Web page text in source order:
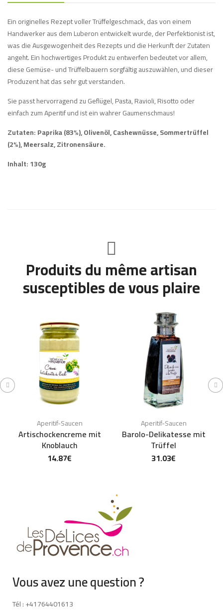
Ein originelles Rezept voller Trüffelgeschmack, das von einem
Handwerker aus dem Luberon entwickelt wurde, der Perfektionist ist,
was die Ausgewogenheit des Rezepts und die Herkunft der Zutaten
angeht. Ein hochwertiges Produkt zu entwerfen bedeutet vor allem,
diese Gemüse- und Trüffelbauern sorgfältig auszuwählen, und dieser
Produzent hat das sehr gut verstanden.
Sie passt hervorragend zu Geflügel, Pasta, Ravioli, Risotto oder
einfach zum Aperitif und ist ein wahrer Gaumenschmaus!
Zutaten: Paprika (83%), Olivenöl, Cashewnüsse, Sommertrüffel
(2%), Meersalz, Zitronensäure.
Inhalt: 130g
Produits du même artisan
susceptibles de vous plaire
Aperitif-Saucen
Artischockencreme mit
Knoblauch
14.87€
Aperitif-Saucen
Barolo-Delikatesse mit
Trüffel
31.03€
Vous avez une question ?
Tél : +41764401613